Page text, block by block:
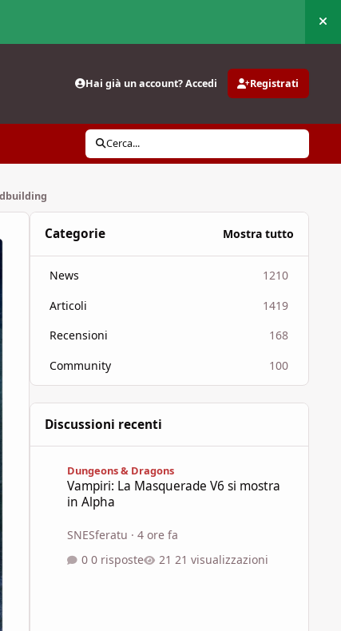
Hai già un account? Accedi Registrati
Cerca...
Categorie Mostra tutto
News
1210
Articoli
1419
Recensioni
168
Community
100
Discussioni recenti
Dungeons & Dragons
Vampiri: La Masquerade V6 si mostra
in Alpha
SNESferatu · 4 ore fa
0 risposte
21 visualizzazioni